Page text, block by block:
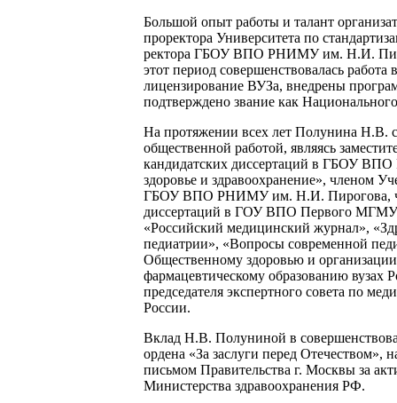
Большой опыт работы и талант
проректора Университета по
ректора ГБОУ ВПО РНИМУ им. Н.И.
этот период совершенствовалась
лицензирование ВУЗа, внедрены
подтверждено звание как
На протяжении всех лет Полунина Н.В.
общественной работой, являясь
кандидатских диссертаций в ГБОУ
здоровье и здравоохранение», членом
ГБОУ ВПО РНИМУ им. Н.И. Пирогова,
диссертаций в ГОУ ВПО Первого МГМУ
«Российский медицинский журнал»,
педиатрии», «Вопросы современной
Общественному здоровью и
фармацевтическому образованию вузах
председателя экспертного совета по
России.
Вклад Н.В. Полуниной в
ордена «За заслуги перед Отечеством»,
письмом Правительства г. Москвы за
Министерства здравоохранения РФ.